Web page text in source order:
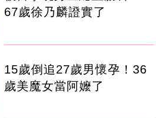
67歲徐乃麟證實了
15歲倒追27歲男懷孕！36
歲美魔女當阿嬤了